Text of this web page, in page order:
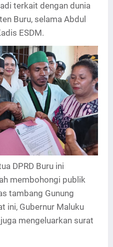
terkait dengan dunia
Buru, selama Abdul
ESDM.
DPRD Buru ini
membohongi publik
tambang Gunung
ini, Gubernur Maluku
mengeluarkan surat